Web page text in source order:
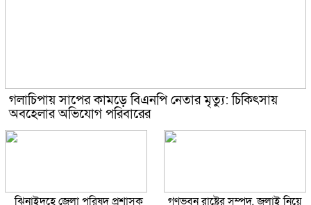
গলাচিপায় সাপের কামড়ে বিএনপি নেতার মৃত্যু: চিকিৎসায়
অবহেলার অভিযোগ পরিবারের
ঝিনাইদহে জেলা পরিষদ প্রশাসক গণভবন রাষ্ট্রের সম্পদ, জুলাই নিয়ে